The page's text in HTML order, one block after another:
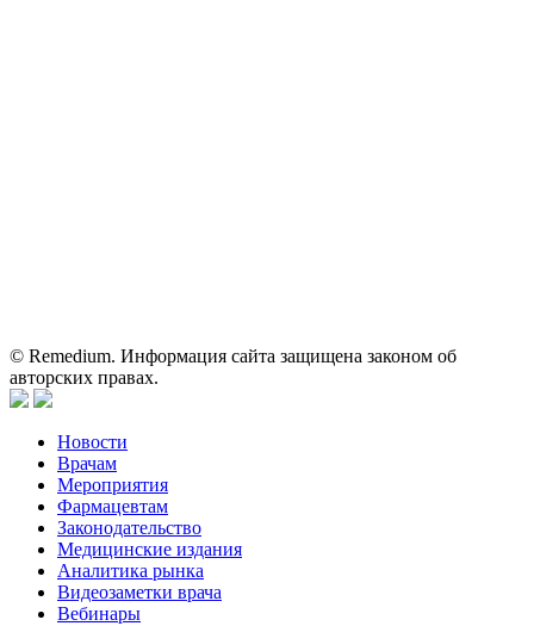
© Remedium. Информация сайта защищена законом об
авторских правах.
Новости
Врачам
Мероприятия
Фармацевтам
Законодательство
Медицинские издания
Аналитика рынка
Видеозаметки врача
Вебинары